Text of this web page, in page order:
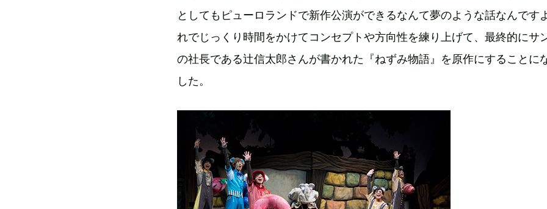
としてもピューロランドで新作公演ができるなんて夢のような話なんです
れでじっくり時間をかけてコンセプトや方向性を練り上げて、最終的にサ
の社長である辻信太郎さんが書かれた『ねずみ物語』を原作にすることに
した。